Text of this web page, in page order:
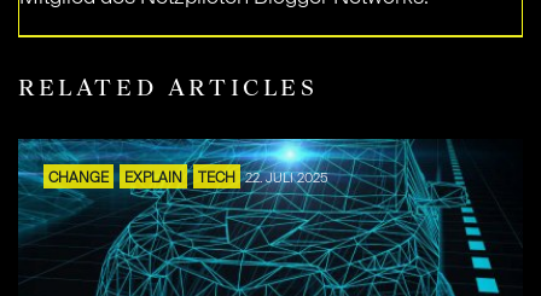
RELATED ARTICLES
CHANGE EXPLAIN TECH 22. JULI 2025